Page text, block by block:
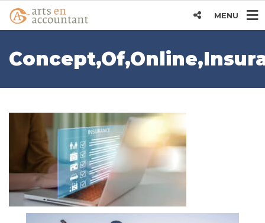
MENU